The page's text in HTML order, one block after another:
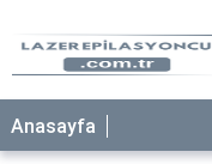
Anasayfa